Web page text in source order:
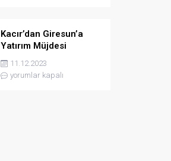
Kacır’dan Giresun’a
Yatırım Müjdesi
11.12.2023
yorumlar kapalı